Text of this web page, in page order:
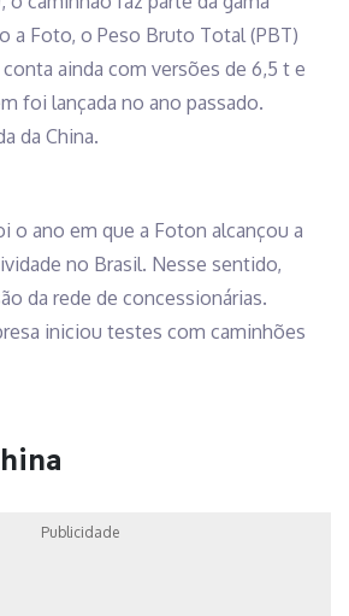
a Foto, o Peso Bruto Total (PBT)
ainda com versões de 6,5 t e
foi lançada no ano passado.
da China.
o ano em que a Foton alcançou a
no Brasil. Nesse sentido,
da rede de concessionárias.
iniciou testes com caminhões
Publicidade